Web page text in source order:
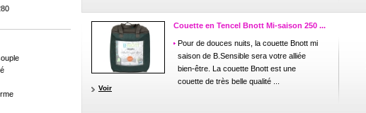
Voir
Couette en Tencel Bnott Mi-saison 250 ...
Pour de douces nuits, la couette Bnott mi
saison de B.Sensible sera votre alliée
bien-être. La couette Bnott est une
couette de très belle qualité ...